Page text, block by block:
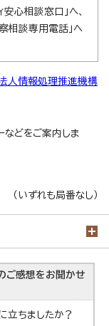
心相談窓口」へ、
相談専用電話」へ
人情報処理推進機構
などをご案内しま
（いずれも局番なし）
ご感想をお聞かせ
立ちましたか？